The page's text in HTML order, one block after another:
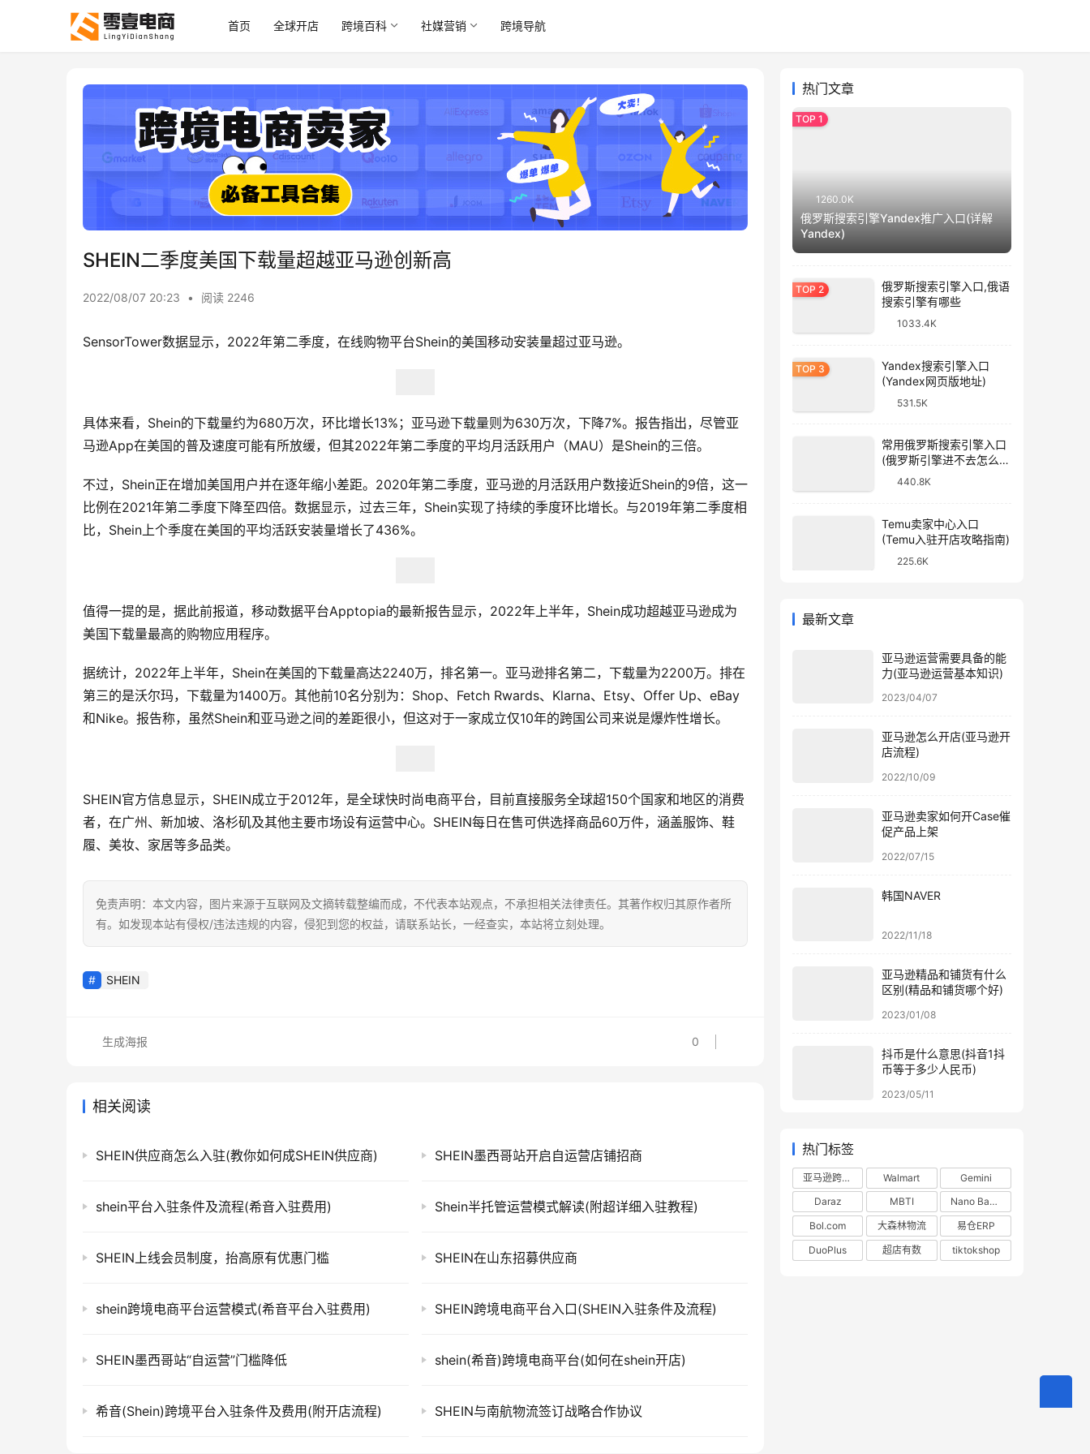
首页 全球开店 跨境百科 社媒营销 跨境导航
SHEIN二季度美国下载量超越亚马逊创新高
2022/08/07 20:23 • 阅读 2246
SensorTower数据显示，2022年第二季度，在线购物平台Shein的美国移动安装量超过亚马逊。
具体来看，Shein的下载量约为680万次，环比增长13%；亚马逊下载量则为630万次，下降7%。报告指出，尽管亚
马逊App在美国的普及速度可能有所放缓，但其2022年第二季度的平均月活跃用户（MAU）是Shein的三倍。
不过，Shein正在增加美国用户并在逐年缩小差距。2020年第二季度，亚马逊的月活跃用户数接近Shein的9倍，这一
比例在2021年第二季度下降至四倍。数据显示，过去三年，Shein实现了持续的季度环比增长。与2019年第二季度相
比，Shein上个季度在美国的平均活跃安装量增长了436%。
值得一提的是，据此前报道，移动数据平台Apptopia的最新报告显示，2022年上半年，Shein成功超越亚马逊成为
美国下载量最高的购物应用程序。
据统计，2022年上半年，Shein在美国的下载量高达2240万，排名第一。亚马逊排名第二，下载量为2200万。排在
第三的是沃尔玛，下载量为1400万。其他前10名分别为：Shop、Fetch Rwards、Klarna、Etsy、Offer Up、eBay
和Nike。报告称，虽然Shein和亚马逊之间的差距很小，但这对于一家成立仅10年的跨国公司来说是爆炸性增长。
SHEIN官方信息显示，SHEIN成立于2012年，是全球快时尚电商平台，目前直接服务全球超150个国家和地区的消费
者，在广州、新加坡、洛杉矶及其他主要市场设有运营中心。SHEIN每日在售可供选择商品60万件，涵盖服饰、鞋
履、美妆、家居等多品类。
免责声明：本文内容，图片来源于互联网及文摘转载整编而成，不代表本站观点，不承担相关法律责任。其著作权归其原作者所
有。如发现本站有侵权/违法违规的内容，侵犯到您的权益，请联系站长，一经查实，本站将立刻处理。
SHEIN
0
生成海报
相关阅读
SHEIN供应商怎么入驻(教你如何成SHEIN供应商) SHEIN墨西哥站开启自运营店铺招商
shein平台入驻条件及流程(希音入驻费用) Shein半托管运营模式解读(附超详细入驻教程)
SHEIN上线会员制度，抬高原有优惠门槛 SHEIN在山东招募供应商
shein跨境电商平台运营模式(希音平台入驻费用) SHEIN跨境电商平台入口(SHEIN入驻条件及流程)
SHEIN墨西哥站“自运营”门槛降低 shein(希音)跨境电商平台(如何在shein开店)
希音(Shein)跨境平台入驻条件及费用(附开店流程) SHEIN与南航物流签订战略合作协议
热门文章
1260.0K
俄罗斯搜索引擎Yandex推广入口(详解
Yandex)
俄罗斯搜索引擎入口,俄语
搜索引擎有哪些
1033.4K
Yandex搜索引擎入口
(Yandex网页版地址)
531.5K
常用俄罗斯搜索引擎入口
(俄罗斯引擎进不去怎么
440.8K
Temu卖家中心入口
(Temu入驻开店攻略指南)
225.6K
最新文章
亚马逊运营需要具备的能
力(亚马逊运营基本知识)
2023/04/07
亚马逊怎么开店(亚马逊开
店流程)
2022/10/09
亚马逊卖家如何开Case催
促产品上架
2022/07/15
韩国NAVER
2022/11/18
亚马逊精品和铺货有什么
区别(精品和铺货哪个好)
2023/01/08
抖币是什么意思(抖音1抖
币等于多少人民币)
2023/05/11
热门标签
亚马逊跨境电商 Walmart
Gemini
Daraz
MBTI
Nano Banana
Bol.com
大森林物流
易仓ERP
DuoPlus
超店有数 tiktokshop